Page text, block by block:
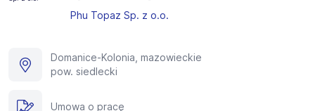
Phu Topaz Sp. z o.o.
Domanice-Kolonia, mazowieckie
pow. siedlecki
Umowa o pracę